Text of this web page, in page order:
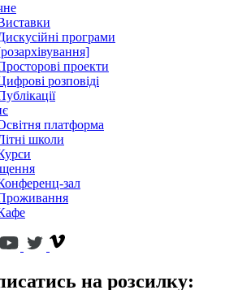
програми
проекти
розповіді
платформа
школи
зал
на розсилку: